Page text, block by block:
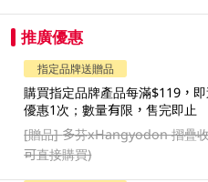
推廣優惠
指定品牌送贈品
購買指定品牌產品每滿$119，
優惠1次；數量有限，售完即止
[贈品]多芬xHangyodon 摺疊
可直接購買)